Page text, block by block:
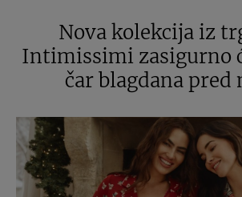
Nova kolekcija iz
Intimissimi zasigurno
čar blagdana pred